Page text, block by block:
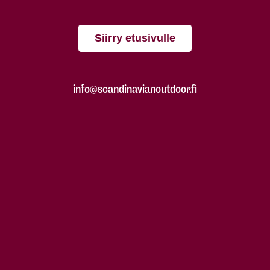
Siirry etusivulle
info@scandinavianoutdoor.fi